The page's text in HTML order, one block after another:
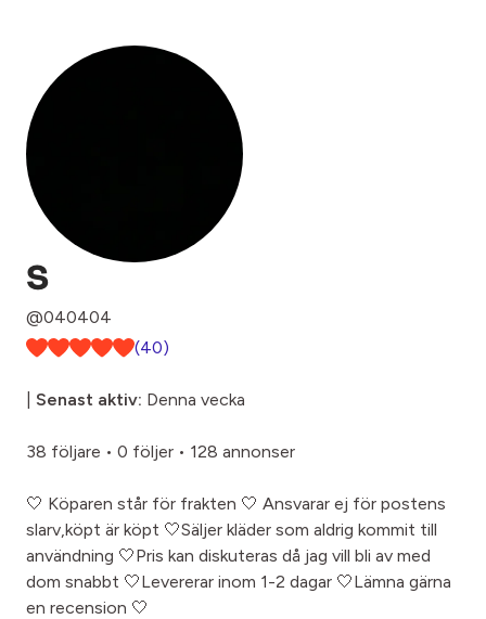
S
@040404
(40)
Senast aktiv: Denna vecka
38 följare • 0 följer • 128 annonser
🤍 Köparen står för frakten 🤍 Ansvarar ej för postens
slarv,köpt är köpt 🤍Säljer kläder som aldrig kommit till
användning 🤍Pris kan diskuteras då jag vill bli av med
dom snabbt 🤍Levererar inom 1-2 dagar 🤍Lämna gärna
en recension 🤍